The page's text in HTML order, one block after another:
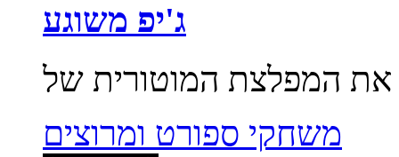
ג'יפ משוגע
משחקי ספורט ומרוצים